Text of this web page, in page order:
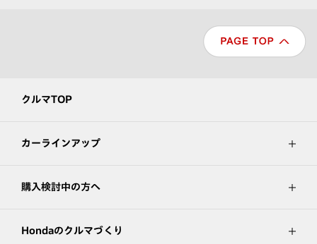
クルマTOP
カーラインアップ
購入検討中の方へ
Hondaのクルマづくり